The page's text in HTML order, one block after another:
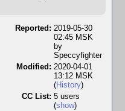
Reported: 2019-05-30
02:45 MSK
by
Speccyfighter
Modified: 2020-04-01
13:12 MSK
(History)
CC List: 5 users
(show)